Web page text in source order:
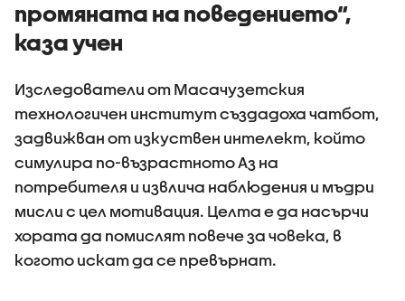
промяната на поведението“,
каза учен
Изследователи от Масачузетския
технологичен институт създадоха чатбот,
задвижван от изкуствен интелект, който
симулира по-възрастното Аз на
потребителя и извлича наблюдения и мъдри
мисли с цел мотивация. Целта е да насърчи
хората да помислят повече за човека, в
когото искат да се превърнат.